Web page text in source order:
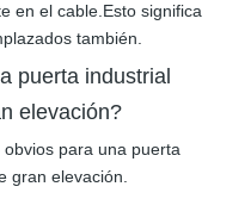
en el cable.Esto significa
también.
puerta industrial
elevación?
para una puerta
gran elevación.